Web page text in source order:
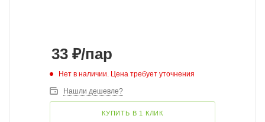
33 ₽/пар
Нет в наличии. Цена требует уточнения
Нашли дешевле?
КУПИТЬ В 1 КЛИК